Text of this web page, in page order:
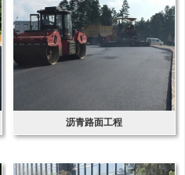
沥青路面工程